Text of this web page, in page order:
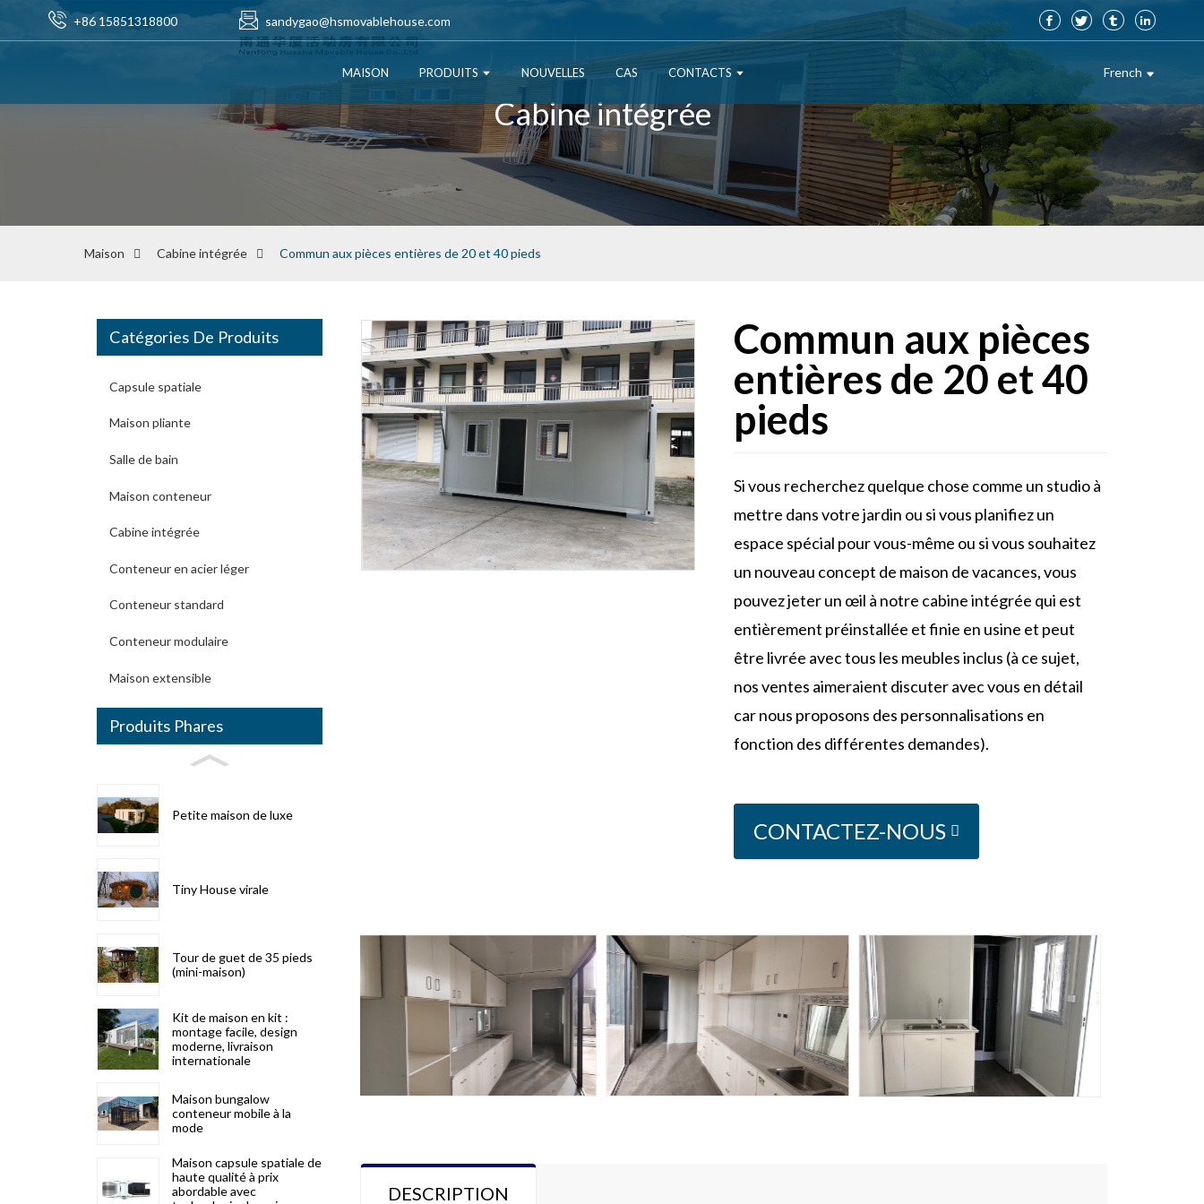
+86 15851318800 sandygao@hsmovablehouse.com
MAISON PRODUITS NOUVELLES CAS CONTACTS French
Cabine intégrée
Maison Cabine intégrée Commun aux pièces entières de 20 et 40 pieds
Catégories De Produits
Capsule spatiale
Maison pliante
Salle de bain
Maison conteneur
Cabine intégrée
Conteneur en acier léger
Conteneur standard
Conteneur modulaire
Maison extensible
Produits Phares
Petite maison de luxe
Tiny House virale
Tour de guet de 35 pieds
(mini-maison)
Kit de maison en kit :
montage facile, design
moderne, livraison
internationale
Maison bungalow
conteneur mobile à la
mode
Maison capsule spatiale de
haute qualité à prix
abordable avec
Commun aux pièces
entières de 20 et 40
pieds
Si vous recherchez quelque chose comme un studio à
mettre dans votre jardin ou si vous planifiez un
espace spécial pour vous-même ou si vous souhaitez
un nouveau concept de maison de vacances, vous
pouvez jeter un œil à notre cabine intégrée qui est
entièrement préinstallée et finie en usine et peut
être livrée avec tous les meubles inclus (à ce sujet,
nos ventes aimeraient discuter avec vous en détail
car nous proposons des personnalisations en
fonction des différentes demandes).
CONTACTEZ-NOUS
DESCRIPTION